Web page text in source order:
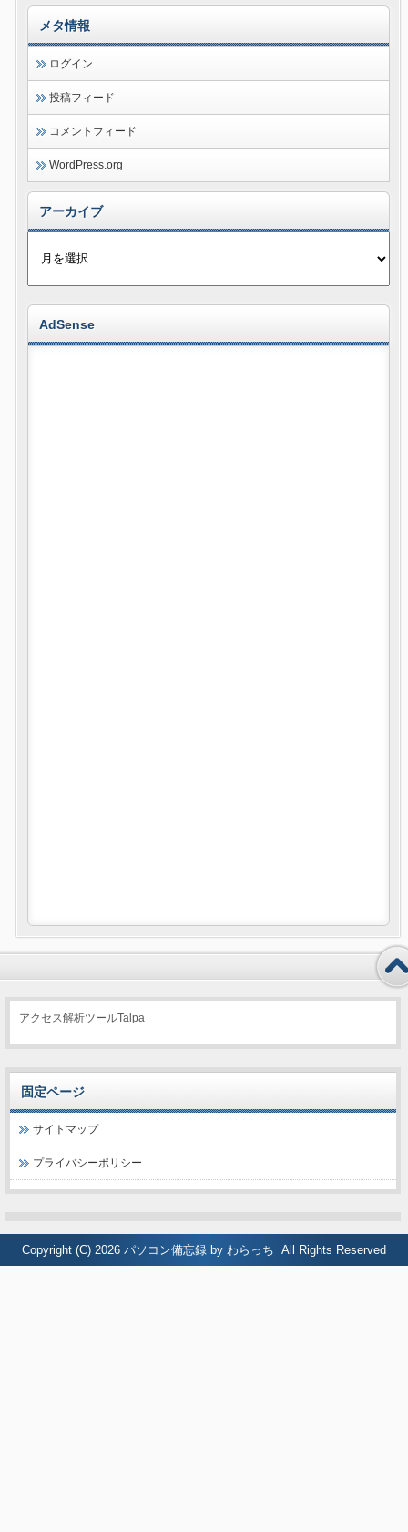
メタ情報
ログイン
投稿フィード
コメントフィード
WordPress.org
アーカイブ
AdSense
アクセス解析ツールTalpa
固定ページ
サイトマップ
プライバシーポリシー
Copyright (C) 2026 パソコン備忘録 by わらっち All Rights Reserved